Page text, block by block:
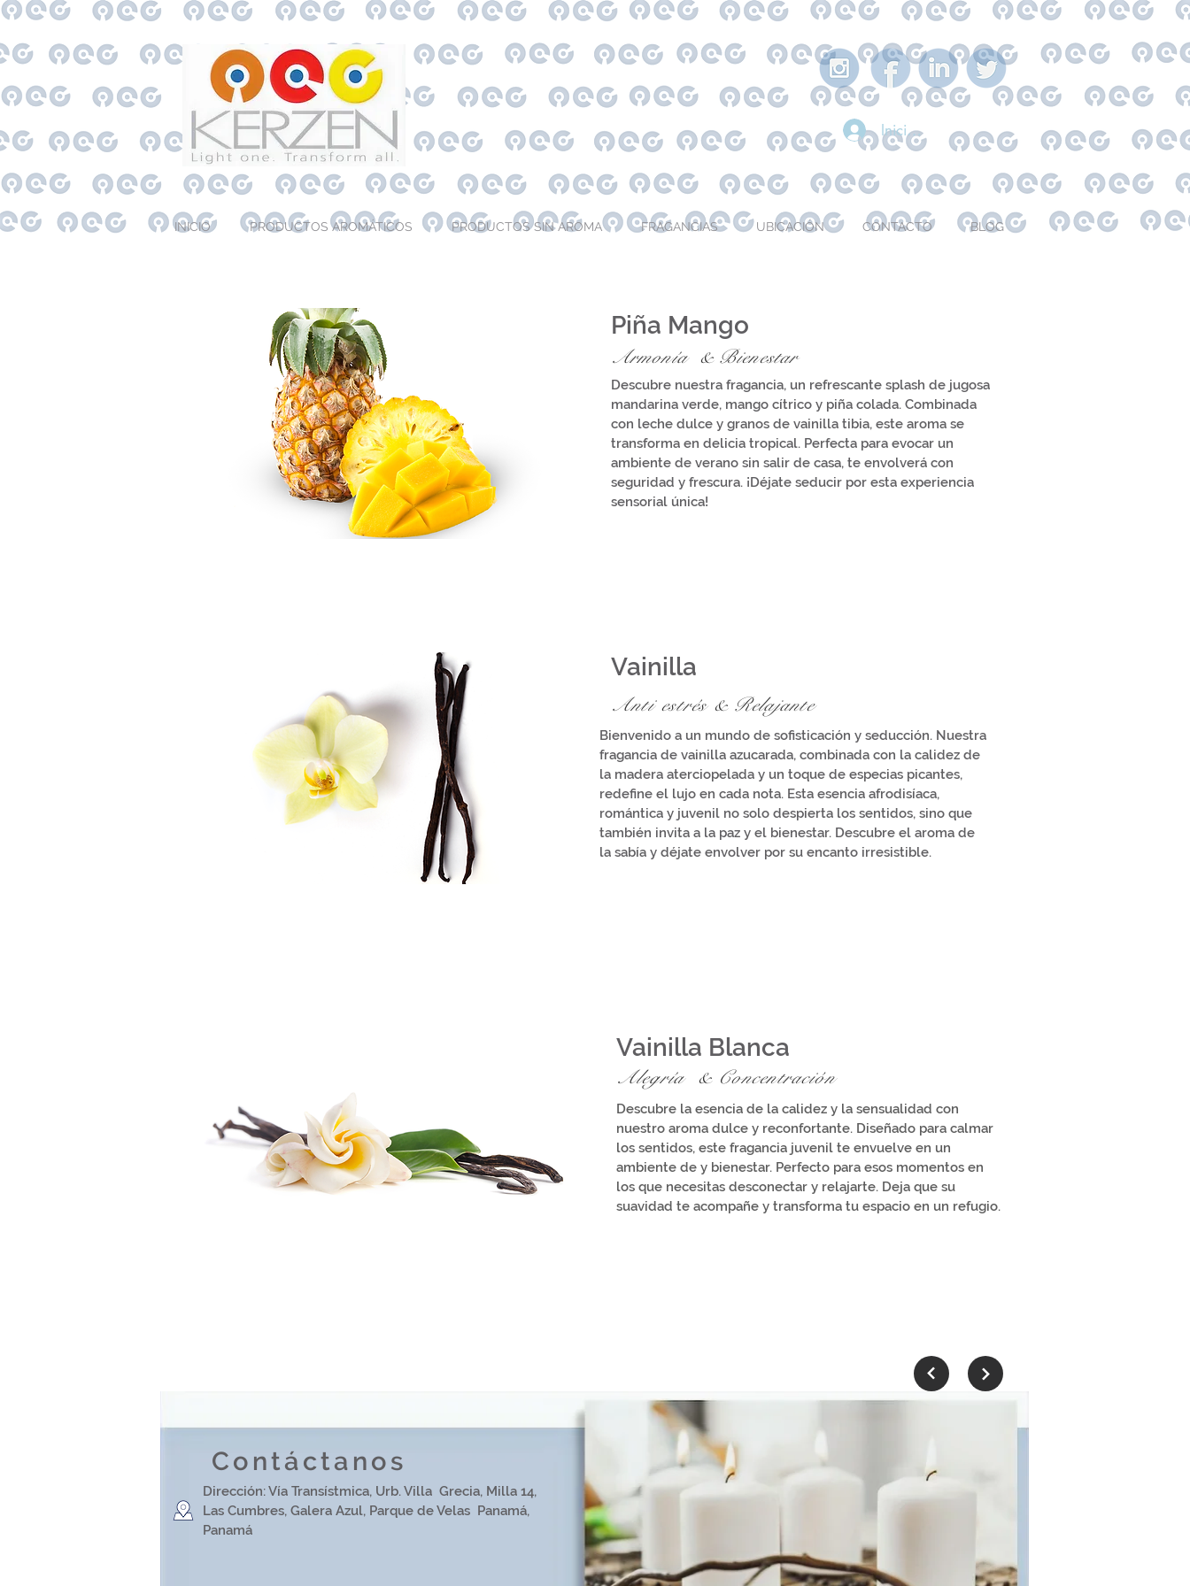
Iniciar sesión
INICIO PRODUCTOS AROMÁTICOS PRODUCTOS SIN AROMA FRAGANCIAS UBICACIÓN CONTACTO BLOG
Descubre nuestra fragancia, un refrescante splash de jugosa
mandarina verde, mango cítrico y piña colada. Combinada
con leche dulce y granos de vainilla tibia, este aroma se
transforma en delicia tropical. Perfecta para evocar un
ambiente de verano sin salir de casa, te envolverá con
seguridad y frescura. ¡Déjate seducir por esta experiencia
sensorial única!
Armonía& Bienestar
Piña Mango
Bienvenido a un mundo de sofisticación y seducción. Nuestra
fragancia de vainilla azucarada, combinada con la calidez de
la madera aterciopelada y un toque de especias picantes,
redefine el lujo en cada nota. Esta esencia afrodisíaca,
romántica y juvenil no solo despierta los sentidos, sino que
también invita a la paz y el bienestar. Descubre el aroma de
la sabía y déjate envolver por su encanto irresistible.
Anti estrés & Relajante
Vainilla
Descubre la esencia de la calidez y la sensualidad con
nuestro aroma dulce y reconfortante. Diseñado para calmar
los sentidos, este fragancia juvenil te envuelve en un
ambiente de y bienestar. Perfecto para esos momentos en
los que necesitas desconectar y relajarte. Deja que su
suavidad te acompañe y transforma tu espacio en un refugio.
Alegría & Concentración
Vainilla Blanca
Contáctanos
Dirección: Vía Transístmica, Urb. Villa Grecia, Milla 14,
Las Cumbres, Galera Azul, Parque de Velas Panamá,
Panamá